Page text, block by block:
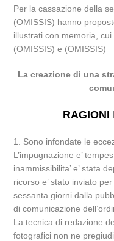
Per la cassazione della
(OMISSIS) hanno
illustrati con memoria,
(OMISSIS) e (OMISSIS)
La creazione di una
RAGIONI
1. Sono infondate le
L’impugnazione e’
inammissibilita’ e’ stata
ricorso e’ stato inviato
sessanta giorni dalla
di comunicazione
La tecnica di redazione
fotografici non ne